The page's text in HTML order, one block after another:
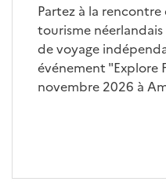
Partez à la
tourisme
de voyage
événement "Explore
novembre 2026 à